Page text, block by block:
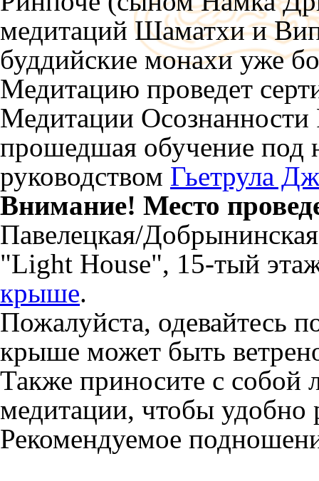
медитаций Шаматхи и
буддийские монахи уже
Медитацию проведет
Медитации
прошедшая обучение под
руководством Гьетрула
Внимание! Место
Павелецкая/
"Light House", 15-тый
крыше.
Пожалуйста, одевайтесь
крыше может быть
Также приносите с
медитации, чтобы удобно
Рекомендуемое